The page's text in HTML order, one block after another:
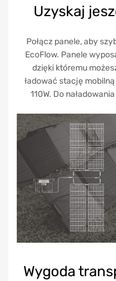
Uzyskaj
Połącz panele, aby
EcoFlow. Panele
dzięki któremu
ładować stację
110W. Do
Wygoda